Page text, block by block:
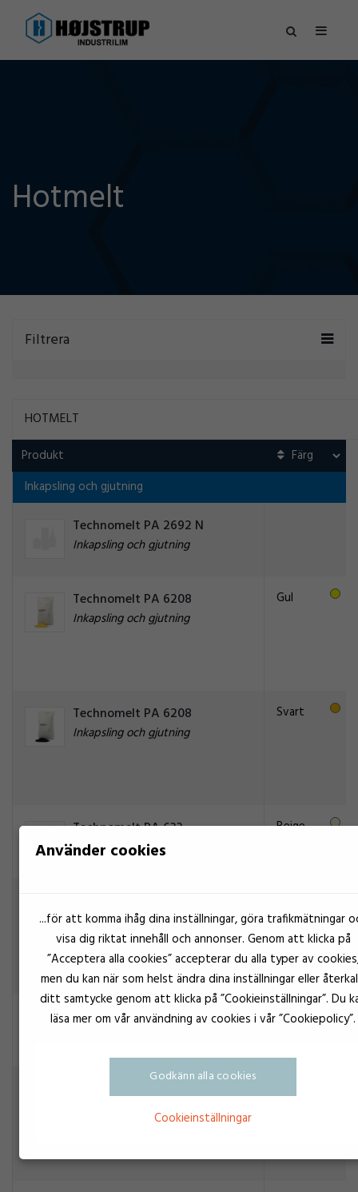
Hotmelt
Filtrera
HOTMELT
Produkt
Inkapsling och gjutning
Technomelt PA 2692 N
Inkapsling och gjutning
Technomelt PA 6208
Inkapsling och gjutning
Gul
Technomelt PA 6208
Inkapsling och gjutning
Svart
Technomelt PA 633
Inkapsling och gjutning
Beige
Inkapsling och gjutning
Technomelt PA 641 Gul
Inkapsling och gjutning
Använder cookies
...för att komma ihåg dina inställningar, göra trafikmätningar
visa dig riktat innehåll och annonser. Genom att klicka på
”Acceptera alla cookies” accepterar du alla typer av
men du kan när som helst ändra dina inställningar eller
ditt samtycke genom att klicka på ”Cookieinställningar”. Du
läsa mer om vår användning av cookies i vår ”Cookiepolicy”.
Godkänn alla cookies
Cookieinställningar